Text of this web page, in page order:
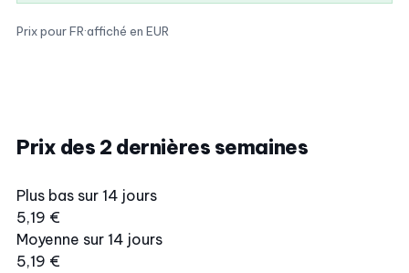
Prix pour FR·affiché en EUR
Prix des 2 dernières semaines
Plus bas sur 14 jours
5,19 €
Moyenne sur 14 jours
5,19 €